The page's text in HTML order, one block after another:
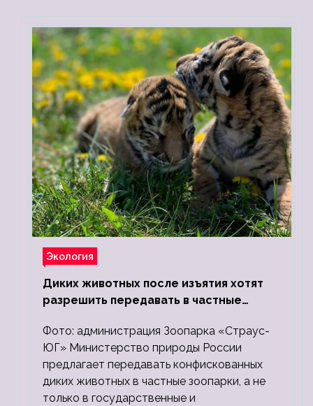
Экология
Диких животных после изъятия хотят
разрешить передавать в частные
Фото: администрация Зоопарка «Страус-
ЮГ» Министерство природы России
предлагает передавать конфискованных
диких животных в частные зоопарки, а не
только в государственные и